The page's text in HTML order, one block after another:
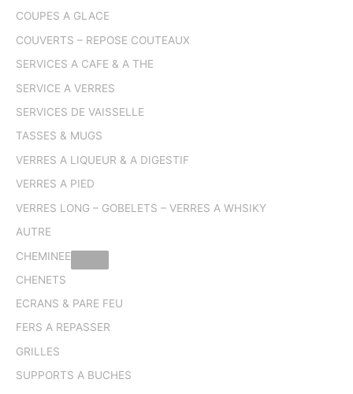
COUPES A GLACE
COUVERTS – REPOSE COUTEAUX
SERVICES A CAFE & A THE
SERVICE A VERRES
SERVICES DE VAISSELLE
TASSES & MUGS
VERRES A LIQUEUR & A DIGESTIF
VERRES A PIED
VERRES LONG – GOBELETS – VERRES A WHSIKY
AUTRE
CHEMINEE
CHENETS
ECRANS & PARE FEU
FERS A REPASSER
GRILLES
SUPPORTS A BUCHES